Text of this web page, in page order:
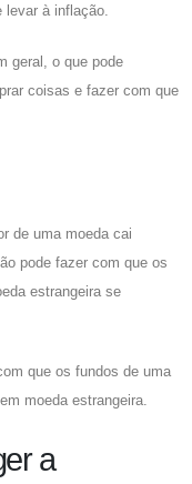
à inflação.
geral, o que pode
coisas e fazer com que
de uma moeda cai
pode fazer com que os
estrangeira se
que os fundos de uma
moeda estrangeira.
a